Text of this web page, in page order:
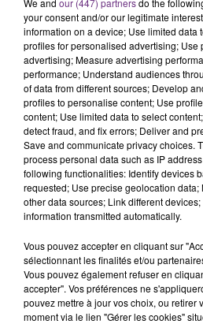
rémois. Le magasin
fermer ses portes.
TITRES DIFFUSÉS
11h16
11h16
TAYLOR SWIFT
The Fate Of Ophelia
11h06
11h06
We and our (447) partnersdo the
your consent and/or our legitimate
information on a device; Use limited data
profiles for personalised advertising; Use
advertising; Measure advertising
performance; Understand audiences
of data from different sources; Develop
profiles to personalise content; Use
content; Use limited data to select
detect fraud, and fix errors; Deliver and
Save and communicate privacy choices.
process personal data such as IP
following functionalities: Identify devices
requested; Use precise geolocation
other data sources; Link different
information transmitted automatically.
Vous pouvez accepter en cliquant sur
sélectionnant les finalités et/ou
Vous pouvez également refuser en
accepter". Vos préférences ne
pouvez mettre à jour vos choix, ou retirer
moment via le lien "Gérer les cookies"